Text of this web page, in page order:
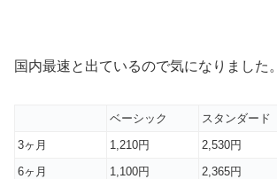
国内最速と出ているので気になりました。
ベーシック スタンダード
3ヶ月
1,210円 2,530円
6ヶ月
1,100円 2,365円